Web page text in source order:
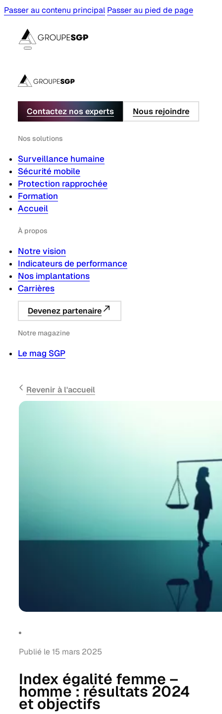
Passer au contenu principal Passer au pied de page
Contactez nos experts Nous rejoindre
Nos solutions
Surveillance humaine
Sécurité mobile
Protection rapprochée
Formation
Accueil
À propos
Notre vision
Indicateurs de performance
Nos implantations
Carrières
Devenez partenaire
Notre magazine
Le mag SGP
Revenir à l'accueil
Publié le 15 mars 2025
Index égalité femme –
homme : résultats 2024
et objectifs